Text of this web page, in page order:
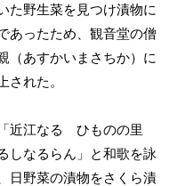
た野生菜を見つけ漬物に
あったため、観音堂の僧
（あすかいまさちか）に
された。
近江なる ひものの里
なるらん」と和歌を詠
日野菜の漬物をさくら漬